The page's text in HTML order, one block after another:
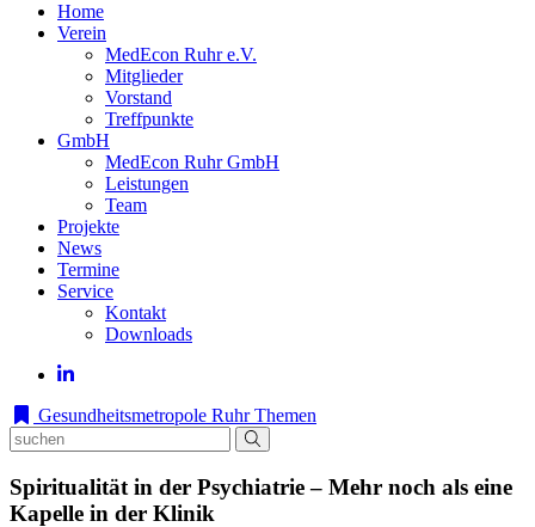
Home
Verein
MedEcon Ruhr e.V.
Mitglieder
Vorstand
Treffpunkte
GmbH
MedEcon Ruhr GmbH
Leistungen
Team
Projekte
News
Termine
Service
Kontakt
Downloads
Gesundheitsmetropole Ruhr Themen
Spiritualität in der Psychiatrie – Mehr noch als eine
Kapelle in der Klinik